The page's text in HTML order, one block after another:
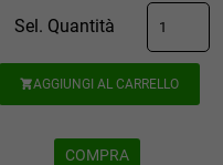
Sel. Quantità
AGGIUNGI AL CARRELLO
COMPRA